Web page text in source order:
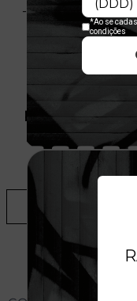
- Licença Oficial
PRODUTO
SITE,